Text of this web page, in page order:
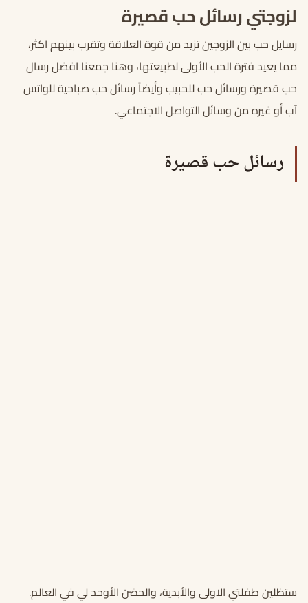
لزوجتي رسائل حب قصيرة
رسايل حب بين الزوجين تزيد من قوة العلاقة وتقرب بينهم اكثر،
مما يعيد فترة الحب الأولى لطبيعتها، وهنا جمعنا افضل رسال
حب قصيرة ورسائل حب للحبيب وأيضاً رسائل حب صباحية للواتس
آب أو غيره من وسائل التواصل الاجتماعي.
رسائل حب قصيرة
ستظلين طفلتي الاولى والأبدية، والحضن الأوحد لي في العالم.